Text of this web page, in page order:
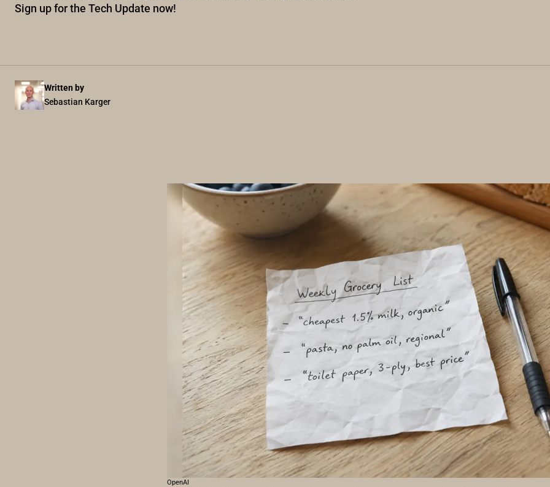
Sign up for the Tech Update now!
Written by
Sebastian Karger
OpenAI